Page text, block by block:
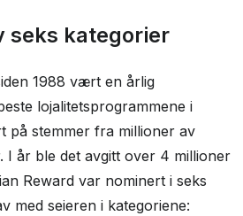
seks kategorier
1988 vært en årlig
lojalitetsprogrammene i
på stemmer fra millioner av
I år ble det avgitt over 4 millioner
Reward var nominert i seks
med seieren i kategoriene: